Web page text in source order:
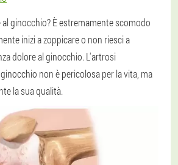
ginocchio? È estremamente scomodo
inizi a zoppicare o non riesci a
dolore al ginocchio. L'artrosi
non è pericolosa per la vita, ma
la sua qualità.